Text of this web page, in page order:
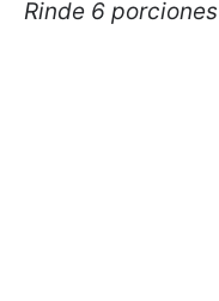
Rinde 6 porciones